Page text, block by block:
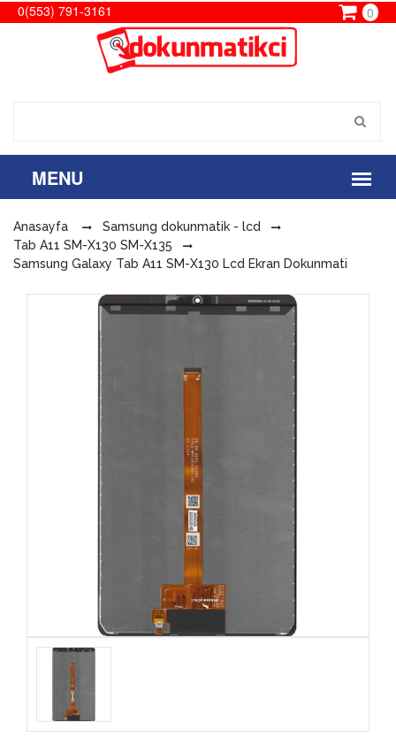
0(553) 791-3161 0
Anasayfa
Samsung dokunmatik - lcd
Tab A11 SM-X130 SM-X135
Samsung Galaxy Tab A11 SM-X130 Lcd Ekran Dokunmati